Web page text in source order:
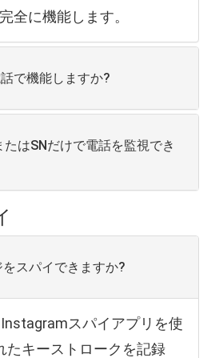
全に機能します。
で機能しますか?
はSNだけで電話を監視でき
スパイできますか?
スパイアプリを使
たキーストロークを記録